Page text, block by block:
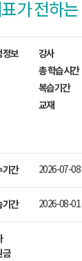
가 전하
정보 강사
총 학습시간
복습기간
교재
기간 2026-07-08
기간 2026-08-01
금